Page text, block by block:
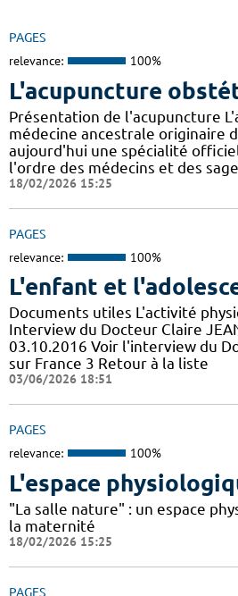
PAGES
relevance: 100%
L'acupuncture
Présentation de l'acupuncture
médecine ancestrale originaire
aujourd'hui une spécialité
l'ordre des médecins et des
18/02/2026 15:25
PAGES
relevance: 100%
L'enfant et
Documents utiles L'activité
Interview du Docteur Claire
03.10.2016 Voir l'interview du
sur France 3 Retour à la liste
03/06/2026 18:51
PAGES
relevance: 100%
L'espace
"La salle nature" : un espace
la maternité
18/02/2026 15:25
PAGES